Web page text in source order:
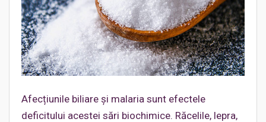
Afecțiunile biliare şi malaria sunt efectele
deficitului acestei sări biochimice. Răcelile, lepra,